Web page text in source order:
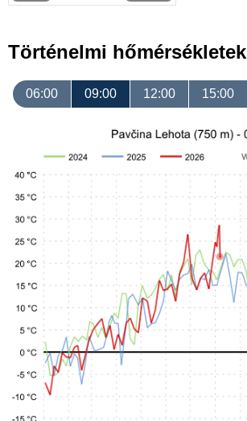
Történelmi hőmérsékletek
06:00 09:00 12:00 15:00